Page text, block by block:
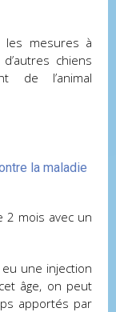
les mesures à
chiens
de l’animal
la maladie
2 mois avec un
une injection
âge, on peut
apportés par